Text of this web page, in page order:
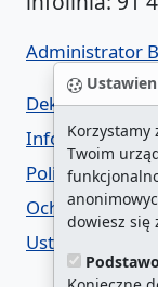
Korzystamy
Twoim
dowiesz się
Administrator
Deklaracja
Informacja o
Polityka
Ochrona
Ustawienia